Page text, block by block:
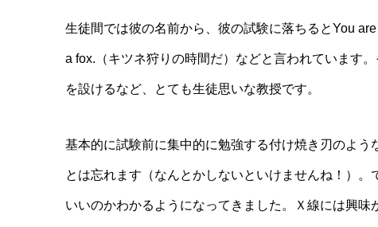
生徒間では彼の名前から、彼の試験に落ちるとYou
a fox.（キツネ狩りの時間だ）などと言われています
を設けるなど、とても生徒思いな教授です。
基本的に試験前に集中的に勉強する付け焼き刃のよ
とは忘れます（なんとかしないといけませんね！）
いいのかわかるようになってきました。Ｘ線には興味